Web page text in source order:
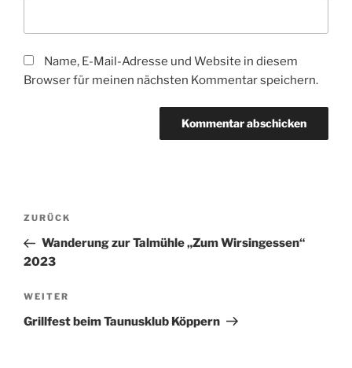
Name, E-Mail-Adresse und Website in diesem
Browser für meinen nächsten Kommentar speichern.
Beitragsnavigation
Vorheriger
Beitrag
ZURÜCK
Wanderung zur Talmühle „Zum Wirsingessen“
2023
Nächster
Beitrag
WEITER
Grillfest beim Taunusklub Köppern